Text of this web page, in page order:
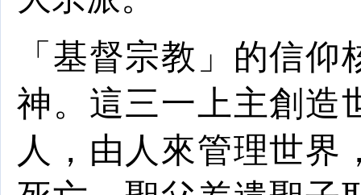
「基督宗教」的信仰
神。這三一上主創造
人
，由人來管理世界